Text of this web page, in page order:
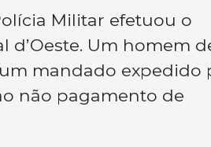
Militar efetuou o
Um homem
mandado expedido
não pagamento de